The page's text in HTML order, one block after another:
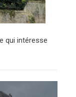
qui intéresse